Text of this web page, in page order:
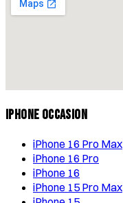
iPhone Occasion
iPhone 16 Pro Max
iPhone 16 Pro
iPhone 16
iPhone 15 Pro Max